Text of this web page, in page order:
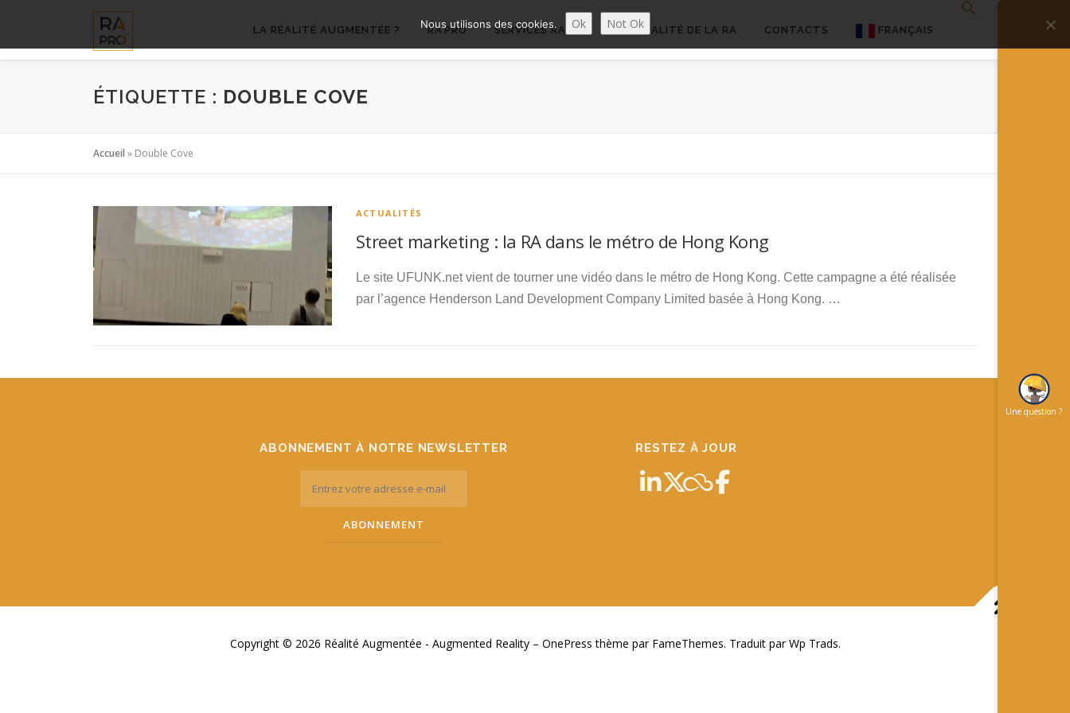
contenu
LA RÉALITÉ AUGMENTÉE ? RA’PRO SERVICES RA’PRO ACTUALITÉ DE LA RA CONTACTS FRANÇAIS
ÉTIQUETTE : DOUBLE COVE
Accueil » Double Cove
ACTUALITÉS
Street marketing : la RA dans le métro de Hong Kong
Le site UFUNK.net vient de tourner une vidéo dans le métro de Hong Kong. Cette campagne a été réalisée
par l’agence Henderson Land Development Company Limited basée à Hong Kong. …
ABONNEMENT À NOTRE NEWSLETTER RESTEZ À JOUR
Copyright © 2026 Réalité Augmentée - Augmented Reality – OnePress thème par FameThemes. Traduit par Wp Trads.
Une question ?
Nous utilisons des cookies. Ok Not Ok